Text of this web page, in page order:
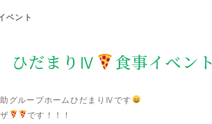
ベント
ひだまりⅣ 食事イベント
グループホームひだまりⅣです
です！！！